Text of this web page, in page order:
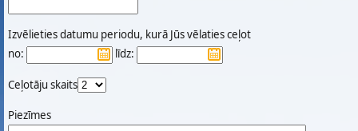
Izvēlieties datumu periodu, kurā Jūs vēlaties ceļot
no:
līdz:
Ceļotāju skaits
Piezīmes